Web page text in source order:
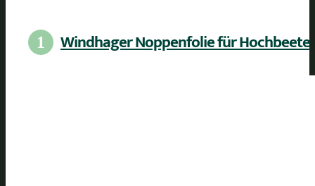
1 Windhager Noppenfolie für Hochbeete